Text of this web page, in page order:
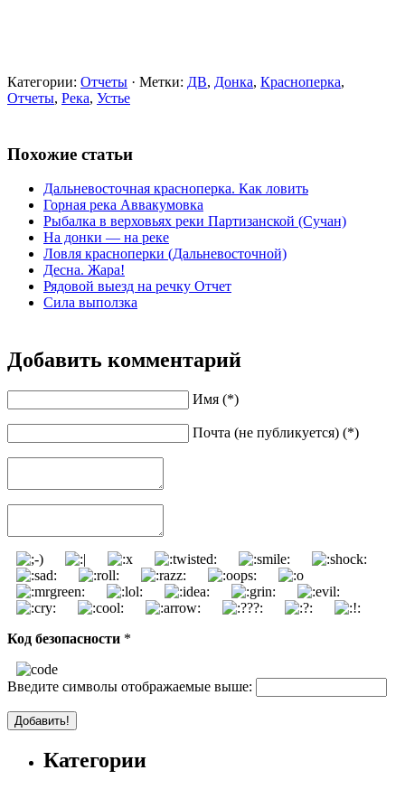
Категории: Отчеты · Метки: ДВ, Донка, Красноперка,
Отчеты, Река, Устье
Похожие статьи
Дальневосточная красноперка. Как ловить
Горная река Аввакумовка
Рыбалка в верховьях реки Партизанской (Сучан)
На донки — на реке
Ловля красноперки (Дальневосточной)
Десна. Жара!
Рядовой выезд на речку Отчет
Сила выползка
Добавить комментарий
Имя (*)
Почта (не публикуется) (*)
Код безопасности *
Введите символы отображаемые выше:
Категории